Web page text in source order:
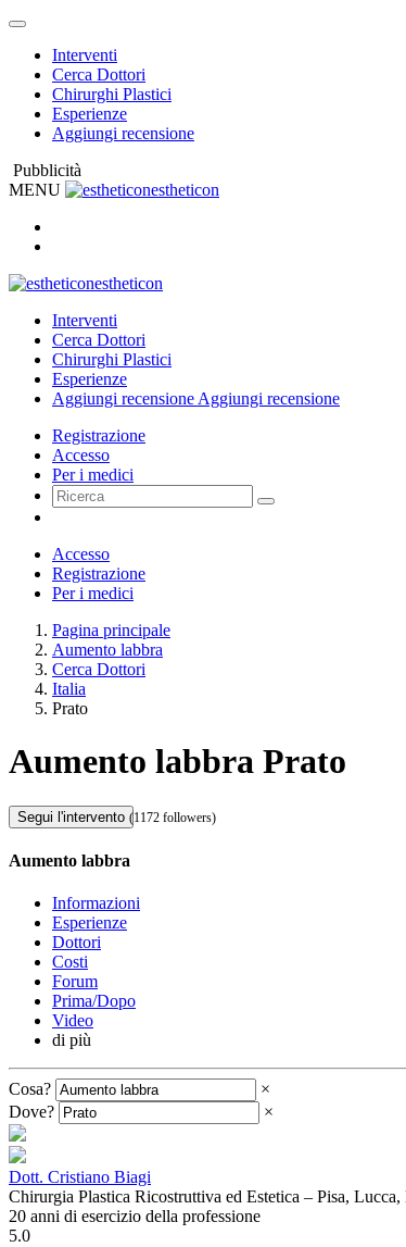
Interventi
Cerca Dottori
Chirurghi Plastici
Esperienze
Aggiungi recensione
Pubblicità
MENU
estheticon
estheticon
Interventi
Cerca Dottori
Chirurghi Plastici
Esperienze
Aggiungi recensione Aggiungi recensione
Registrazione
Accesso
Per i medici
Accesso
Registrazione
Per i medici
Pagina principale
Aumento labbra
Cerca Dottori
Italia
Prato
Aumento labbra Prato
Segui l'intervento (1172 followers)
Aumento labbra
Informazioni
Esperienze
Dottori
Costi
Forum
Prima/Dopo
Video
di più
Cosa?
×
Dove?
×
Dott. Cristiano Biagi
Chirurgia Plastica Ricostruttiva ed Estetica – Pisa,
20 anni di esercizio della professione
5.0